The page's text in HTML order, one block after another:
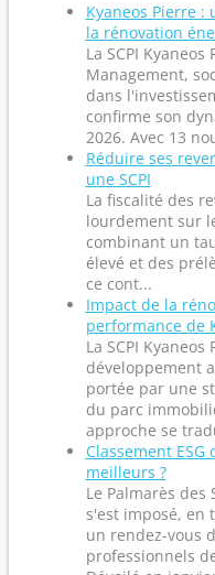
Kyaneos Pierre :
la rénovation
La SCPI
Management,
dans
confirme son
2026. Avec 13
Réduire ses
une SCPI
La fiscalité des
lourdement sur
combinant un
élevé et des
ce cont...
Impact de la
performance de
La SCPI
développement
portée par une
du parc
approche se
Classement ESG
meilleurs ?
Le Palmarès des
s'est imposé, en
un rendez-vous
professionnels